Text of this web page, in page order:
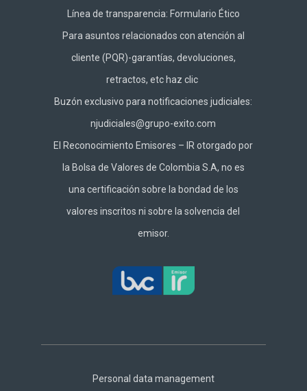
Línea de transparencia: Formulario Ético
Para asuntos relacionados con atención al
cliente (PQR)-garantías, devoluciones,
retractos, etc hazclic
Buzón exclusivo para notificaciones judiciales:
njudiciales@grupo-exito.com
El Reconocimiento Emisores – IR otorgado por
la Bolsa de Valores de Colombia S.A, no es
una certificación sobre la bondad de los
valores inscritos ni sobre la solvencia del
emisor.
Footer
Personal data management